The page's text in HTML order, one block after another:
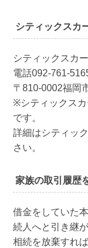
シティックスカ
シティックスカ
電話092-761-
〒810-0002福岡
※シティックス
です。
詳細はシティッ
さい。
家族の取引履歴
借金をしていた
続人へと引き継が
相続を放棄すれ